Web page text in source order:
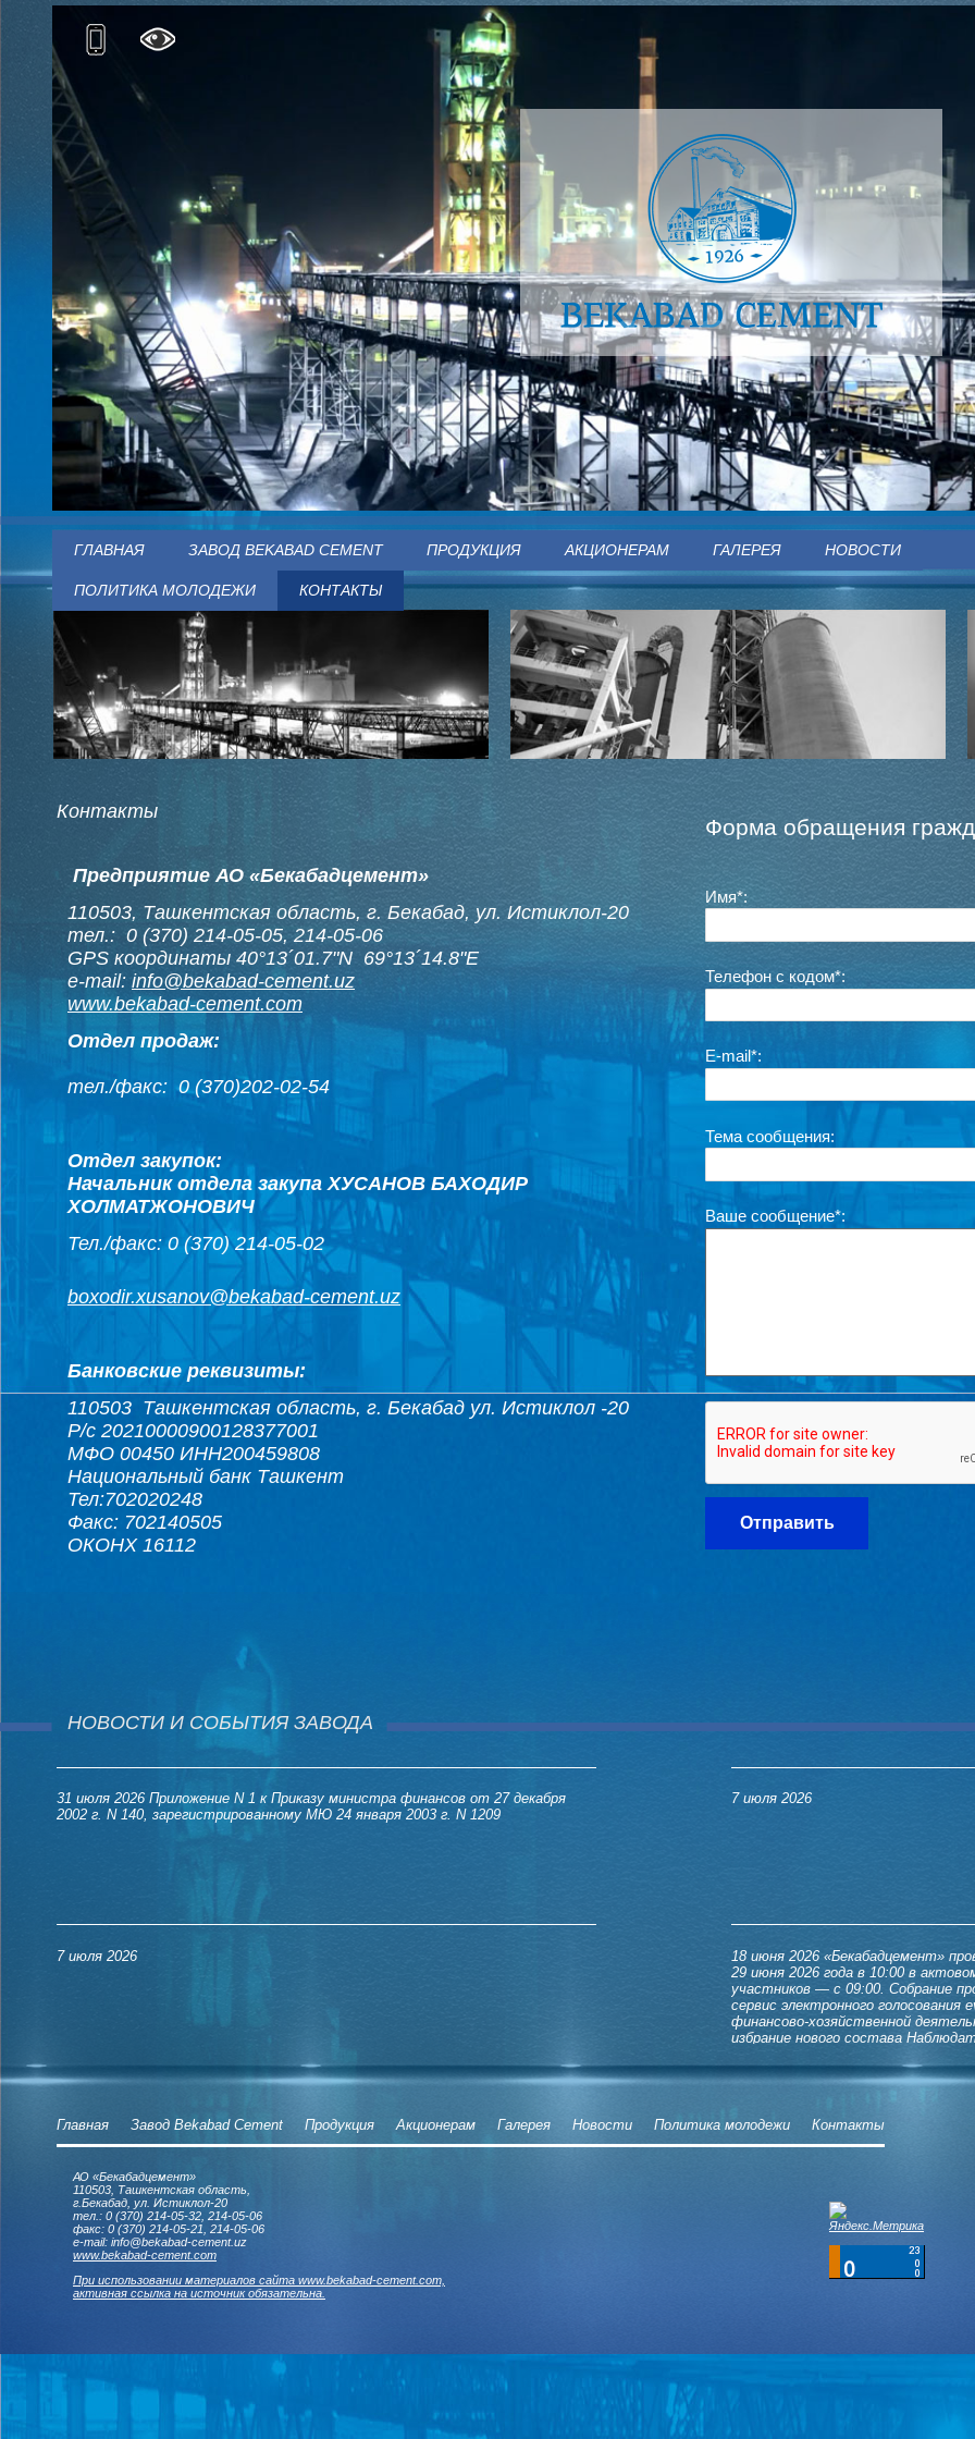
ГЛАВНАЯ ЗАВОД BEKABAD CEMENT ПРОДУКЦИЯ АКЦИОНЕРАМ ГАЛЕРЕЯ НОВОСТИ
ПОЛИТИКА МОЛОДЕЖИ КОНТАКТЫ
Контакты
Предприятие АО «Бекабадцемент»
110503, Ташкентская область, г. Бекабад, ул. Истиклол-20
тел.: 0 (370) 214-05-05, 214-05-06
GPS координаты 40°13´01.7"N 69°13´14.8"E
e-mail: info@bekabad-cement.uz
www.bekabad-cement.com
Отдел продаж:
тел./факс: 0 (370)202-02-54
Отдел закупок:
Начальник отдела закупа ХУСАНОВ БАХОДИР
ХОЛМАТЖОНОВИЧ
Тел./факс: 0 (370) 214-05-02
boxodir.xusanov@bekabad-cement.uz
Банковские реквизиты:
110503 Ташкентская область, г. Бекабад ул. Истиклол -20
Р/с 20210000900128377001
МФО 00450 ИНН200459808
Национальный банк Ташкент
Тел:702020248
Факс: 702140505
ОКОНХ 16112
Форма обращения
Имя*:
Телефон с кодом*:
E-mail*:
Тема сообщения:
Ваше сообщение*:
НОВОСТИ И СОБЫТИЯ ЗАВОДА
31 июля 2026 Приложение N 1 к Приказу министра финансов от 27 декабря
2002 г. N 140, зарегистрированному МЮ 24 января 2003 г. N 1209
7 июля 2026
7 июля 2026 18 июня 2026 «Бекабадцемент»
29 июня 2026 года в 10:00 в
участников — с 09:00. Собрание
сервис электронного
финансово-хозяйственной
избрание нового состава
Главная Завод Bekabad Cement Продукция Акционерам Галерея Новости Политика молодежи Контакты
АО «Бекабадцемент»
110503, Ташкентская область,
г.Бекабад, ул. Истиклол-20
тел.: 0 (370) 214-05-32, 214-05-06
факс: 0 (370) 214-05-21, 214-05-06
e-mail: info@bekabad-cement.uz
www.bekabad-cement.com
При использовании материалов сайта www.bekabad-cement.com,
активная ссылка на источник обязательна.